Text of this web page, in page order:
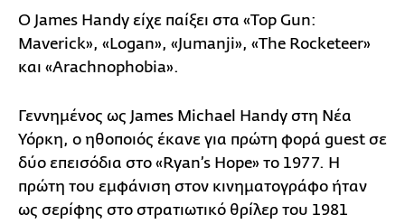
Ο James Handy είχε παίξει στα «Top Gun:
Maverick», «Logan», «Jumanji», «The Rocketeer»
και «Arachnophobia».
Γεννημένος ως James Michael Handy στη Νέα
Υόρκη, ο ηθοποιός έκανε για πρώτη φορά guest σε
δύο επεισόδια στο «Ryan’s Hope» το 1977. Η
πρώτη του εμφάνιση στον κινηματογράφο ήταν
ως σερίφης στο στρατιωτικό θρίλερ του 1981